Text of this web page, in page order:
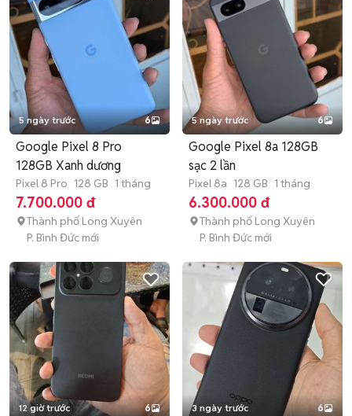
5 ngày trước 6
Google Pixel 8 Pro
128GB Xanh dương
Pixel 8 Pro 128 GB 1 tháng
7.700.000 đ
Thành phố Long Xuyên
P. Bình Đức mới
5 ngày trước 6
Google Pixel 8a 128GB
sạc 2 lần
Pixel 8a 128 GB 1 tháng
6.300.000 đ
Thành phố Long Xuyên
P. Bình Đức mới
12 giờ trước 6 3 ngày trước 6